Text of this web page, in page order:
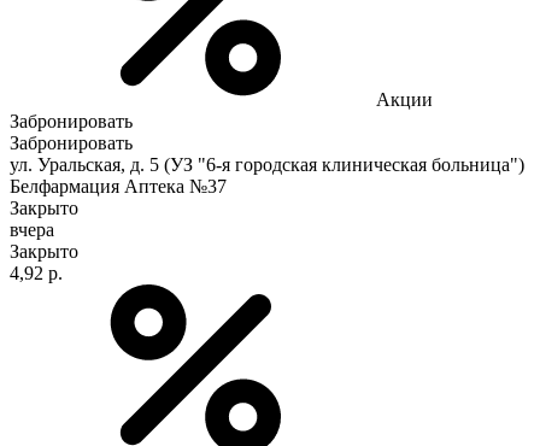
Акции
Забронировать
Забронировать
ул. Уральская, д. 5 (УЗ "6-я городская клиническая больница")
Белфармация Аптека №37
Закрыто
вчера
Закрыто
4,92 р.